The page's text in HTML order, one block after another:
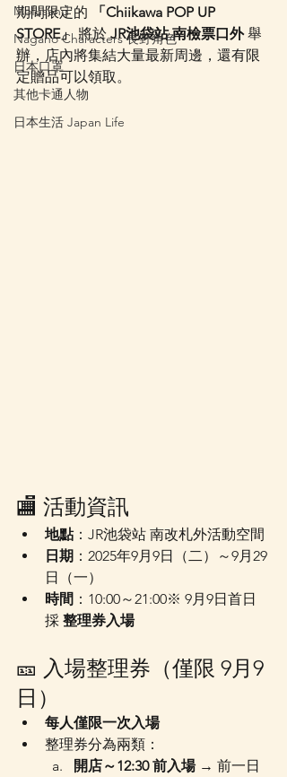
Mofusand
Nagano Characters 長野角色
日本口罩
其他卡通人物
日本生活 Japan Life
期間限定的
「Chiikawa POP UP
STORE」 將於 JR池袋站 南檢票口外 舉
辦，店內將集結大量最新周邊，還有限
定贈品可以領取。
🏬 活動資訊
地點：JR池袋站 南改札外活動空間
日期 ：2025年9月9日（二）～9月29
日（一）
時間 ：10:00～21:00※ 9月9日首日
採 整理券入場
🎫 入場整理券（僅限 9月9
日）
每人僅限一次入場
整理券分為兩類：
開店～12:30 前入場 → 前一日